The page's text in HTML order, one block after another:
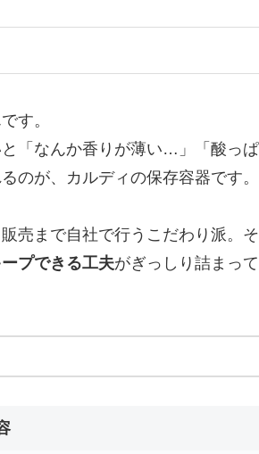
す。
「なんか香りが薄い…」「酸っぱ
のが、カルディの保存容器です。
売まで自社で行うこだわり派。そ
プできる工夫がぎっしり詰まって